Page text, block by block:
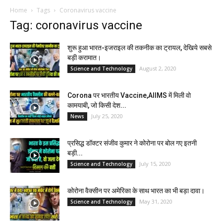
Home Tags Coronavirus vaccine
Tag: coronavirus vaccine
शुरू हुआ भारत-इजराइल की तकनीक का ट्रायल, देखिये सबसे
बड़ी करामात।
Science and Technology August 2, 2020
Corona पर भारतीय Vaccine,AIIMS में मिली वो
कामयाबी, जो किसी देश...
News July 25, 2020
प्रसिद्ध डॉक्टर संजीव कुमार ने कोरोना पर बोल गए इतनी
बड़ी...
Science and Technology July 15, 2020
कोरोना वैक्सीन पर अमेरिका के साथ भारत का भी बड़ा दावा।
Science and Technology May 31, 2020